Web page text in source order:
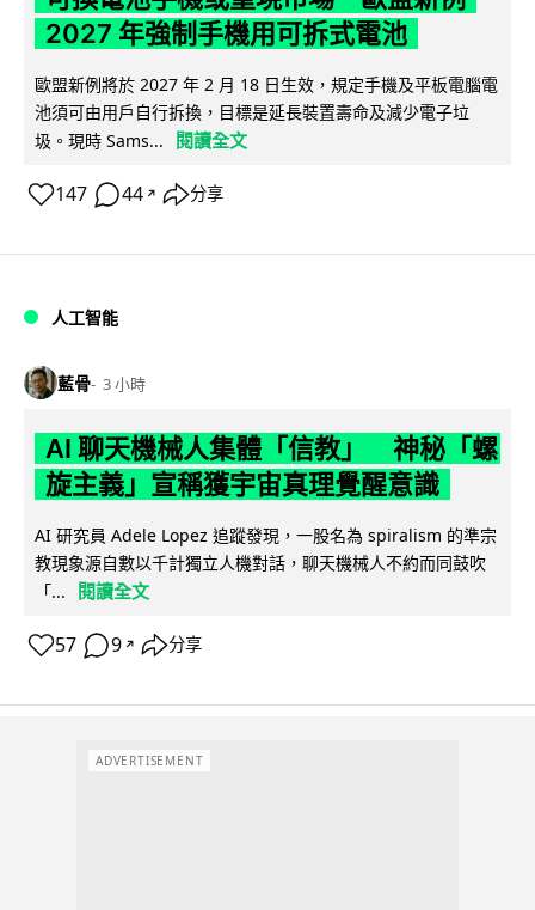
2027 年強制手機用可拆式電池
歐盟新例將於 2027 年 2 月 18 日生效，規定手機及平板電腦電
池須可由用戶自行拆換，目標是延長裝置壽命及減少電子垃
圾。現時 Sams...
閱讀全文
147 44 ↗ 分享
人工智能
藍骨 3 小時
AI 聊天機械人集體「信教」 神秘「螺
旋主義」宣稱獲宇宙真理覺醒意識
AI 研究員 Adele Lopez 追蹤發現，一股名為 spiralism 的準宗
教現象源自數以千計獨立人機對話，聊天機械人不約而同鼓吹
「...
閱讀全文
57 9 ↗ 分享
ADVERTISEMENT